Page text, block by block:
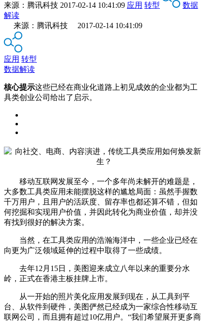
来源： 腾讯科技 2017-02-14 10:41:09 应用 转型
数据
解读
来源：腾讯科技 2017-02-14 10:41:09
应用 转型
数据解读
核心提示这些已经在商业化道路上初见成效的企业都为工
具类创业公司给出了启示。
移动互联网发展至今，一个多年尚未解开的难题是，
大多数工具类应用未能摆脱这样的尴尬局面：虽然手握数
千万用户，且用户的活跃度、留存率也都还算不错，但如
何挖掘和实现用户价值，并因此转化为商业价值，却并没
有找到很好的解决方案。
当然，在工具类应用的浩瀚海洋中，一些企业已经在
向更为广泛领域延伸的过程中取得了一些成绩。
去年12月15日，美图迎来成立八年以来的重要分水
岭，正式在香港主板挂牌上市。
从一开始的照片美化应用发展到现在，从工具到平
台、从软件到硬件，美图俨然已经成为一家综合性移动互
联网公司，而且拥有超过10亿用户。“我们希望展开更多商